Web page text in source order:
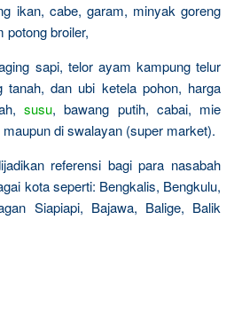
ikan, cabe, garam, minyak goreng
potong broiler,
sapi, telor ayam kampung telur
dan ubi ketela pohon, harga
susu, bawang putih, cabai, mie
di swalayan (super market).
referensi bagi para nasabah
kota seperti: Bengkalis, Bengkulu,
Siapiapi, Bajawa, Balige, Balik